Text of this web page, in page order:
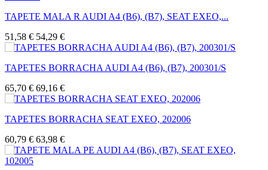
TAPETE MALA R AUDI A4 (B6), (B7), SEAT EXEO,...
51,58 € 54,29 €
TAPETES BORRACHA AUDI A4 (B6), (B7), 200301/S
65,70 € 69,16 €
TAPETES BORRACHA SEAT EXEO, 202006
60,79 € 63,98 €